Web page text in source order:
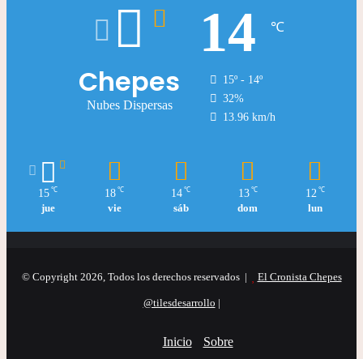
Chepes
Nubes Dispersas
14 ℃
15º - 14º
32%
13.96 km/h
15 ℃
jue
18 ℃
vie
14 ℃
sáb
13 ℃
dom
12 ℃
lun
© Copyright 2026, Todos los derechos reservados | El Cronista Chepes
@tilesdesarrollo |
Inicio Sobre